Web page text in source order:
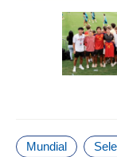
Mundial